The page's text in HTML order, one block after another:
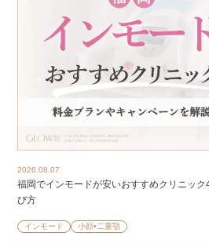
2026.08.07
福岡でインモードが安いおすすめクリニッ
び方
インモード 小顔•二重顎